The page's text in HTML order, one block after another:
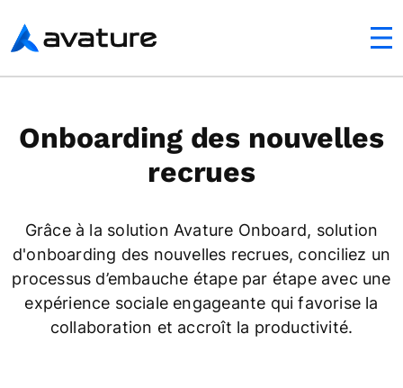
Avature
Onboarding des nouvelles
recrues
Grâce à la solution Avature Onboard, solution
d'onboarding des nouvelles recrues, conciliez un
processus d’embauche étape par étape avec une
expérience sociale engageante qui favorise la
collaboration et accroît la productivité.